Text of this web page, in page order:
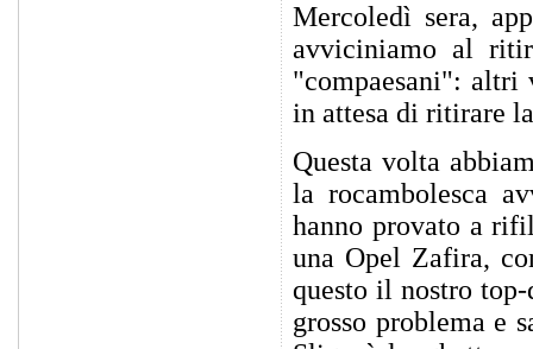
Mercoledì sera,
avviciniamo al
"compaesani": altri
in attesa di ritirare
Questa volta
la rocambolesca
hanno provato a
una Opel Zafira,
questo il nostro
grosso problema e